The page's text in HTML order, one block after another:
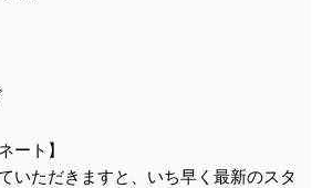
ート】
いただきますと、いち早く最新のスタ